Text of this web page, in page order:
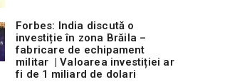
Forbes: India discută o
investiție în zona Brăila –
fabricare de echipament
militar | Valoarea investiției ar
fi de 1 miliard de dolari